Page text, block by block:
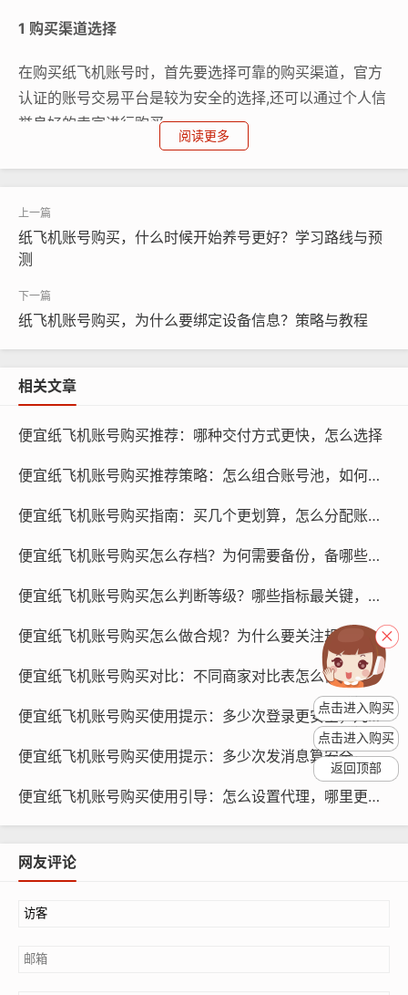
1 购买渠道选择
在购买纸飞机账号时，首先要选择可靠的购买渠道，官方
认证的账号交易平台是较为安全的选择,还可以通过个人信
誉良好的卖家进行购买。
2 购买注意事项
购买纸飞机账号时,应注意以下几点：
（1）确认账号信息真实可靠，包括用户名、密码、联系方
（2）了解账号的注册时间、粉丝数量、互动情况等,确保
账号符合自己的需求。
纸飞机账号购买, 在线购买tg账号, 电报聊天账号购买,wdd
16888.com
（3）关注账号的授权情况,确保账号拥有合法的授权。
买号授权管理
不限于以下几个方面：
（1）账号所有权的确认：确保账号的所有权归购买者所
阅读更多
纸飞机账号购买，什么时候开始养号更好？学习路线与预
测
纸飞机账号购买，为什么要绑定设备信息？策略与教程
相关文章
便宜纸飞机账号购买推荐：哪种交付方式更快，怎么选择
便宜纸飞机账号购买推荐策略：怎么组合账号池，如何更省
便宜纸飞机账号购买指南：买几个更划算，怎么分配账号任务
便宜纸飞机账号购买怎么存档？为何需要备份，备哪些内容
便宜纸飞机账号购买怎么判断等级？哪些指标最关键，多久见效
便宜纸飞机账号购买怎么做合规？为什么要关注规则，如何学习
便宜纸飞机账号购买对比：不同商家对比表怎么做，推荐哪些字段
便宜纸飞机账号购买使用提示：多少次登录更安全，几天更合适
便宜纸飞机账号购买使用提示：多少次发消息算安全，怎么控制频率
便宜纸飞机账号购买使用引导：怎么设置代理，哪里更省资源
网友评论
点击进入购买
点击进入购买
返回顶部